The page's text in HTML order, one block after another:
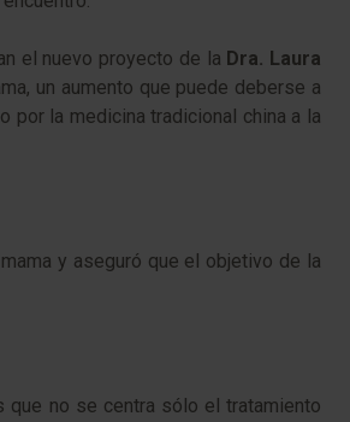
el nuevo proyecto de la Dra. Laura
un aumento que puede deberse a
la medicina tradicional china a la
y aseguró que el objetivo de la
que no se centra sólo el tratamiento